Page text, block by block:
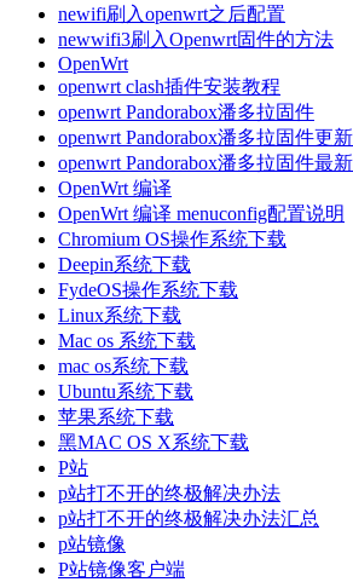
newifi刷入openwrt之后配置
newwifi3刷入Openwrt固件的方法
OpenWrt
openwrt clash插件安装教程
openwrt Pandorabox潘多拉固件
openwrt Pandorabox潘多拉固件更
openwrt Pandorabox潘多拉固件最
OpenWrt 编译
OpenWrt 编译 menuconfig配置说明
Chromium OS操作系统下载
Deepin系统下载
FydeOS操作系统下载
Linux系统下载
Mac os 系统下载
mac os系统下载
Ubuntu系统下载
苹果系统下载
黑MAC OS X系统下载
P站
p站打不开的终极解决办法
p站打不开的终极解决办法汇总
p站镜像
P站镜像客户端